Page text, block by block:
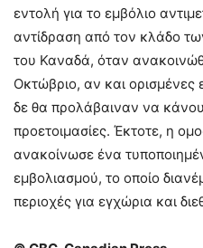
εντολή για το εμβόλιο
αντίδραση από τον κλάδο
του Καναδά, όταν
Οκτώβριο, αν και ορισμένες
δε θα προλάβαιναν να
προετοιμασίες. Έκτοτε, η
ανακοίνωσε ένα
εμβολιασμού, το οποίο
περιοχές για εγχώρια και